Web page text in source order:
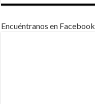
Encuéntranos en Facebook